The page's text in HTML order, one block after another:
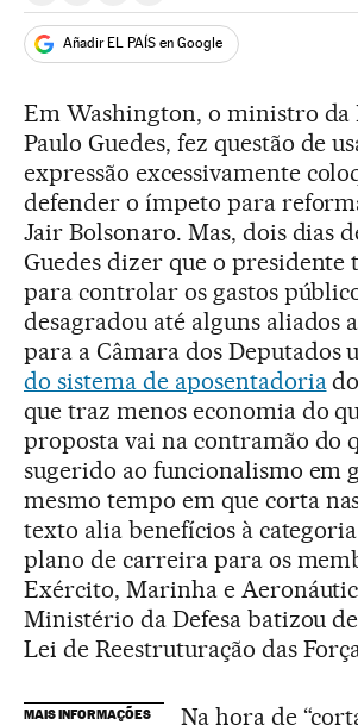
Añadir EL PAÍS en Google
Em Washington, o ministro da
Paulo Guedes, fez questão de
expressão excessivamente
defender o ímpeto para
Jair Bolsonaro. Mas, dois dias
Guedes dizer que o presidente
para controlar os gastos
desagradou até alguns aliados
para a Câmara dos Deputados
do sistema de aposentadoria
que traz menos economia do
proposta vai na contramão do
sugerido ao funcionalismo em
mesmo tempo em que corta
texto alia benefícios à
plano de carreira para os
Exército, Marinha e
Ministério da Defesa batizou
Lei de Reestruturação das
MAIS INFORMAÇÕES
Na hora de